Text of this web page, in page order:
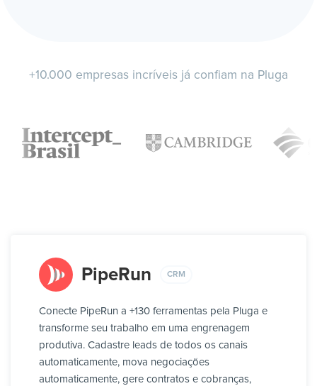
+10.000 empresas incríveis já confiam na Pluga
PipeRun CRM
Conecte PipeRun a +130 ferramentas pela Pluga e
transforme seu trabalho em uma engrenagem
produtiva. Cadastre leads de todos os canais
automaticamente, mova negociações
automaticamente, gere contratos e cobranças,